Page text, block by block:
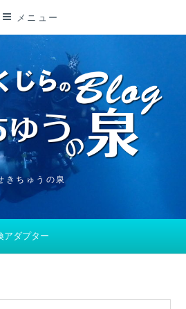
メニュー
きちゅうの泉
アダプター